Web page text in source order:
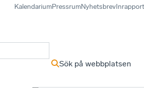
KalendariumPressrumNyhetsbrev
Sök på webbplatsen